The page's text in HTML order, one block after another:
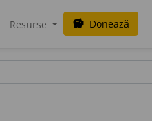
Resurse savings Donează